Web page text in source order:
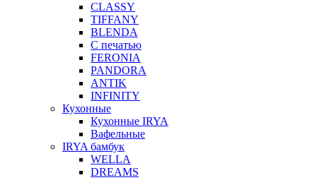
CLASSY
TIFFANY
BLENDA
С печатью
FERONIA
PANDORA
ANTIK
INFINITY
Кухонные
Кухонные IRYA
Вафельные
IRYA бамбук
WELLA
DREAMS